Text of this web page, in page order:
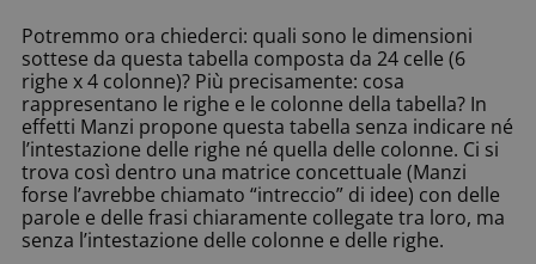
Potremmo ora chiederci: quali sono le dimensioni
sottese da questa tabella composta da 24 celle (6
righe x 4 colonne)? Più precisamente: cosa
rappresentano le righe e le colonne della tabella? In
effetti Manzi propone questa tabella senza indicare né
l’intestazione delle righe né quella delle colonne. Ci si
trova così dentro una matrice concettuale (Manzi
forse l’avrebbe chiamato “intreccio” di idee) con delle
parole e delle frasi chiaramente collegate tra loro, ma
senza l’intestazione delle colonne e delle righe.